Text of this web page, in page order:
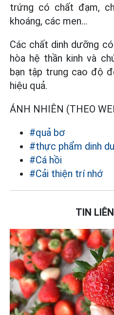
trứng có chất đạm,
khoáng, các men…
Các chất dinh dưỡng
hòa hệ thần kinh và
bạn tập trung cao độ
hiệu quả.
ÁNH NHIÊN (THEO
#quả bơ
#thực phẩm dinh
#Cá hồi
#Cải thiện trí nhớ
TIN